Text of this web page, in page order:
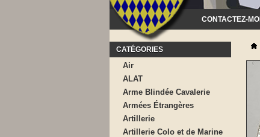
CONTACTEZ-MOI
CATÉGORIES
Air
ALAT
Arme Blindée Cavalerie
Armées Étrangères
Artillerie
Artillerie Colo et de Marine